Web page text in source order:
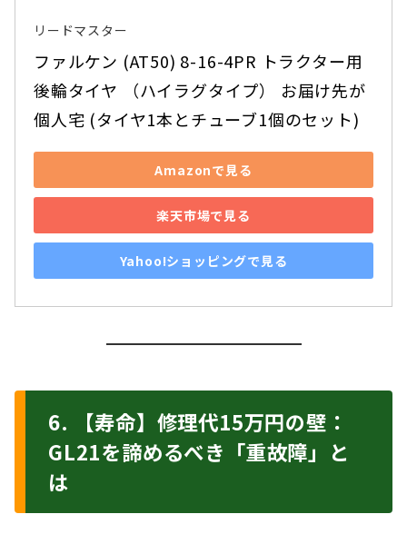
リードマスター
ファルケン (AT50) 8-16-4PR トラクター用
後輪タイヤ （ハイラグタイプ） お届け先が
個人宅 (タイヤ1本とチューブ1個のセット)
Amazonで見る
楽天市場で見る
Yahoo!ショッピングで見る
6. 【寿命】修理代15万円の壁：
GL21を諦めるべき「重故障」と
は